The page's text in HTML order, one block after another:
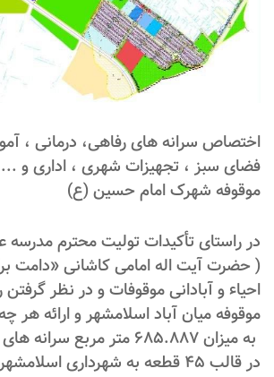
اختصاص سرانه های رفاهی، درمانی ،
فضای سبز ، تجهیزات شهری ، اداری و
موقوفه شهرک امام حسین (ع)
در راستای تأکیدات تولیت محترم
( حضرت آیت اله امامی کاشانی «دامت
احیاء و آبادانی موقوفات و در نظر
موقوفه میان آباد اسلامشهر و ارائه هر
به میزان 685.887 متر مربع
در قالب 45 قطعه به شهرداری اسلامشهر تحویل داده شد.